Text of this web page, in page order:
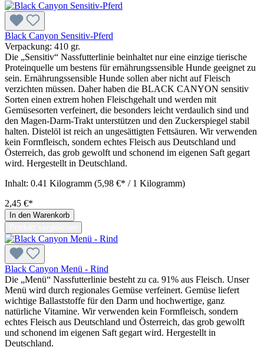
Black Canyon Sensitiv-Pferd
Verpackung: 410 gr.
Die „Sensitiv“ Nassfutterlinie beinhaltet nur eine einzige tierische
Proteinquelle um bestens für ernährungssensible Hunde geeignet zu
sein. Ernährungssensible Hunde sollen aber nicht auf Fleisch
verzichten müssen. Daher haben die BLACK CANYON sensitiv
Sorten einen extrem hohen Fleischgehalt und werden mit
Gemüsesorten verfeinert, die besonders leicht verdaulich sind und
den Magen-Darm-Trakt unterstützen und den Zuckerspiegel stabil
halten. Distelöl ist reich an ungesättigten Fettsäuren. Wir verwenden
kein Formfleisch, sondern echtes Fleisch aus Deutschland und
Österreich, das grob gewolft und schonend im eigenen Saft gegart
wird. Hergestellt in Deutschland.
Inhalt: 0.41 Kilogramm (5,98 €* / 1 Kilogramm)
2,45 €*
In den Warenkorb
Black Canyon Menü - Rind
Die „Menü“ Nassfutterlinie besteht zu ca. 91% aus Fleisch. Unser
Menü wird durch regionales Gemüse verfeinert. Gemüse liefert
wichtige Ballaststoffe für den Darm und hochwertige, ganz
natürliche Vitamine. Wir verwenden kein Formfleisch, sondern
echtes Fleisch aus Deutschland und Österreich, das grob gewolft
und schonend im eigenen Saft gegart wird. Hergestellt in
Deutschland.